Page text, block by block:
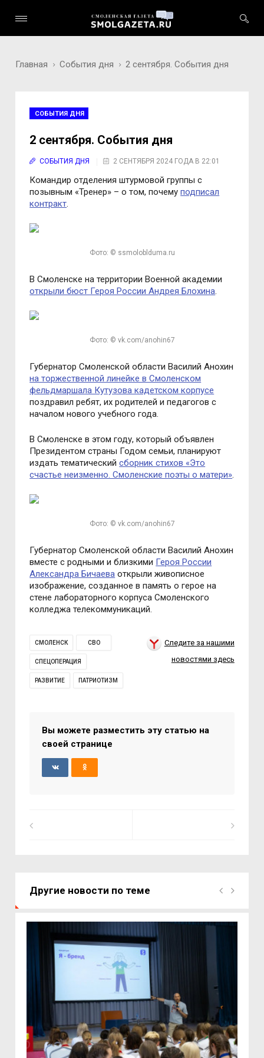
Главная События дня 2 сентября. События дня
СОБЫТИЯ ДНЯ
2 сентября. События дня
СОБЫТИЯ ДНЯ 2 СЕНТЯБРЯ 2024 ГОДА В 22:01
Командир отделения штурмовой группы с
позывным «Тренер» – о том, почемуподписал
контракт.
Фото: © ssmoloblduma.ru
В Смоленске на территории Военной академии
открыли бюст Героя России Андрея Блохина.
Фото: © vk.com/anohin67
Губернатор Смоленской области Василий Анохин
на торжественной линейке в Смоленском
фельдмаршала Кутузова кадетском корпусе
поздравил ребят, их родителей и педагогов с
началом нового учебного года.
В Смоленске в этом году, который объявлен
Президентом страны Годом семьи, планируют
издать тематическийсборник стихов «Это
счастье неизменно. Смоленские поэты о матери».
Фото: © vk.com/anohin67
Губернатор Смоленской области Василий Анохин
вместе с родными и близкими Героя России
Александра Бичаева открыли живописное
изображение, созданное в память о герое на
стене лабораторного корпуса Смоленского
колледжа телекоммуникаций.
СМОЛЕНСК СВО
СПЕЦОПЕРАЦИЯ
РАЗВИТИЕ ПАТРИОТИЗМ
Следите за нашими
новостями здесь
Вы можете разместить эту статью на
своей странице
Другие новости по теме